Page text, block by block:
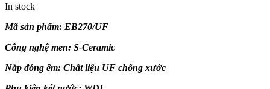
In stock
Mã sản phẩm: EB270/UF
Công nghệ men: S-Ceramic
Nắp đóng êm: Chất liệu UF chống xước